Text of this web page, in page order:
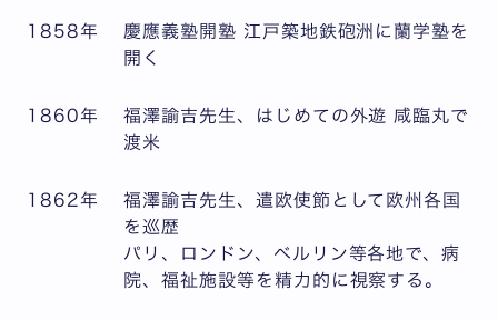
1858年
慶應義塾開塾 江戸築地鉄砲洲に蘭学塾を
開く
1860年
福澤諭吉先生、はじめての外遊 咸臨丸で
渡米
1862年
福澤諭吉先生、遣欧使節として欧州各国
を巡歴
パリ、ロンドン、ベルリン等各地で、病
院、福祉施設等を精力的に視察する。